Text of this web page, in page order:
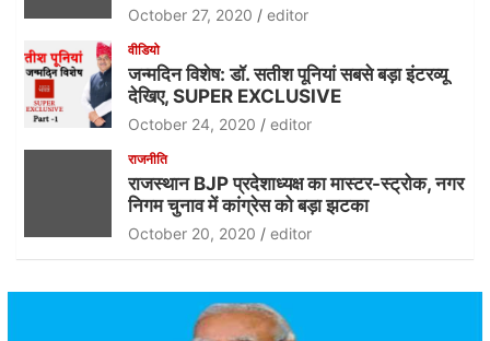
October 27, 2020 editor
वीडियो
जन्मदिन विशेष: डॉ. सतीश पूनियां सबसे बड़ा इंटरव्यू
देखिए, SUPER EXCLUSIVE
October 24, 2020 editor
राजनीति
राजस्थान BJP प्रदेशाध्यक्ष का मास्टर-स्ट्रोक, नगर
निगम चुनाव में कांग्रेस को बड़ा झटका
October 20, 2020 editor